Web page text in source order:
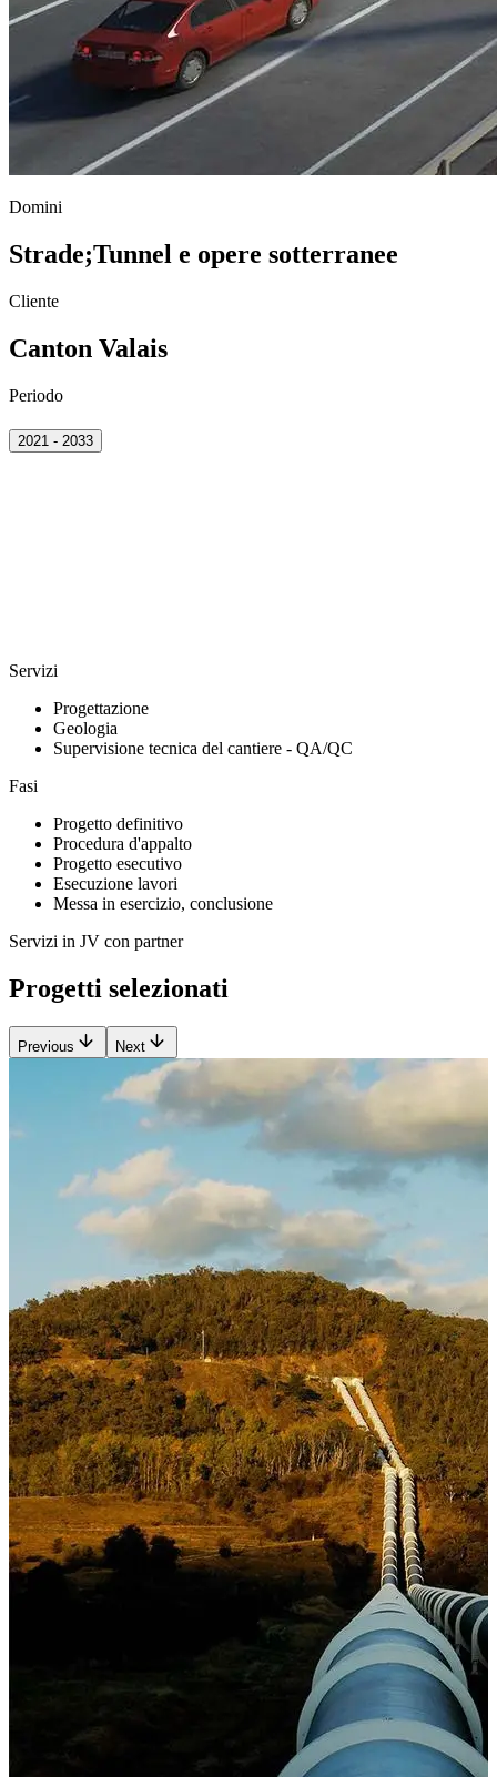
Domini
Strade;Tunnel e opere sotterranee
Cliente
Canton Valais
Periodo
2021 - 2033
Servizi
Progettazione
Geologia
Supervisione tecnica del cantiere - QA/QC
Fasi
Progetto definitivo
Procedura d'appalto
Progetto esecutivo
Esecuzione lavori
Messa in esercizio, conclusione
Servizi in JV con partner
Progetti selezionati
Previous Next